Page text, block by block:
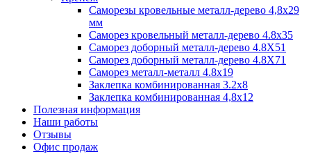
Саморезы кровельные металл-дерево 4,8х29
мм
Саморез кровельный металл-дерево 4.8x35
Саморез доборный металл-дерево 4.8X51
Саморез доборный металл-дерево 4.8X71
Саморез металл-металл 4.8x19
Заклепка комбинированная 3.2x8
Заклепка комбинированная 4,8x12
Полезная информация
Наши работы
Отзывы
Офис продаж